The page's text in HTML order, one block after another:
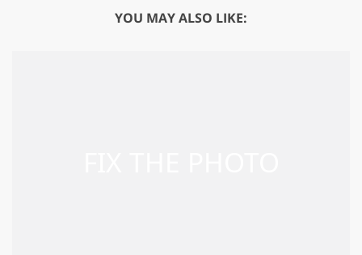
YOU MAY ALSO LIKE: